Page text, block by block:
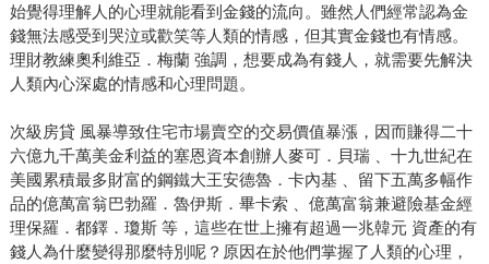
始覺得理解人的心理就能看到金錢的流向。雖然人們經常認為金
錢無法感受到哭泣或歡笑等人類的情感，但其實金錢也有情感。
理財教練奧利維亞．梅蘭 強調，想要成為有錢人，就需要先解決
人類內心深處的情感和心理問題。
次級房貸 風暴導致住宅市場賣空的交易價值暴漲，因而賺得二十
六億九千萬美金利益的塞恩資本創辦人麥可．貝瑞 、十九世紀在
美國累積最多財富的鋼鐵大王安德魯．卡內基 、留下五萬多幅作
品的億萬富翁巴勃羅．魯伊斯．畢卡索 、億萬富翁兼避險基金經
理保羅．都鐸．瓊斯 等，這些在世上擁有超過一兆韓元 資產的有
錢人為什麼變得那麼特別呢？原因在於他們掌握了人類的心理，